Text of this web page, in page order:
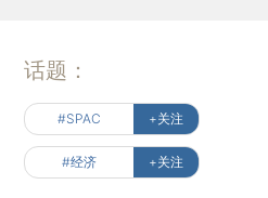
话题：
#SPAC +关注
#经济 +关注